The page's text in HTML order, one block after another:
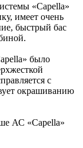
«Capella»
имеет очень
быстрый бас
было
с
окрашиванию
АС «Capella»